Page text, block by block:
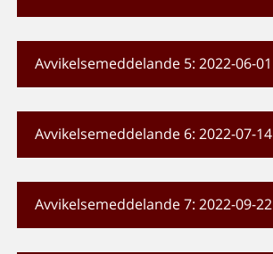
Avvikelsemeddelande 5: 2022-06-01
Avvikelsemeddelande 6: 2022-07-14
Avvikelsemeddelande 7: 2022-09-22